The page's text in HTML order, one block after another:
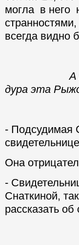
могла в него
всегда видно
А как
дура эта
- Подсудимая
Она
-
Снаткиной,
рассказать